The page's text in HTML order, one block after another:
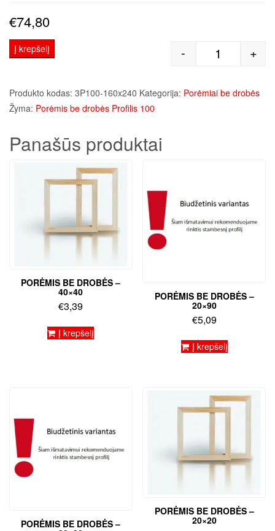
€74,80
produkto
- +
Į krepšelį
Produkto kodas: 3P100-160x240 Kategorija: Porėmiai be drobės
Žyma: Porėmis be drobės Profilis 100
Panašūs produktai
PORĖMIS BE DROBĖS –
40×40
€3,39
Į krepšelį
PORĖMIS BE DROBĖS –
20×90
€5,09
Į krepšelį
PORĖMIS BE DROBĖS –
PORĖMIS BE DROBĖS –
20×20